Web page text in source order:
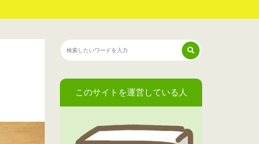
このサイトを運営している人